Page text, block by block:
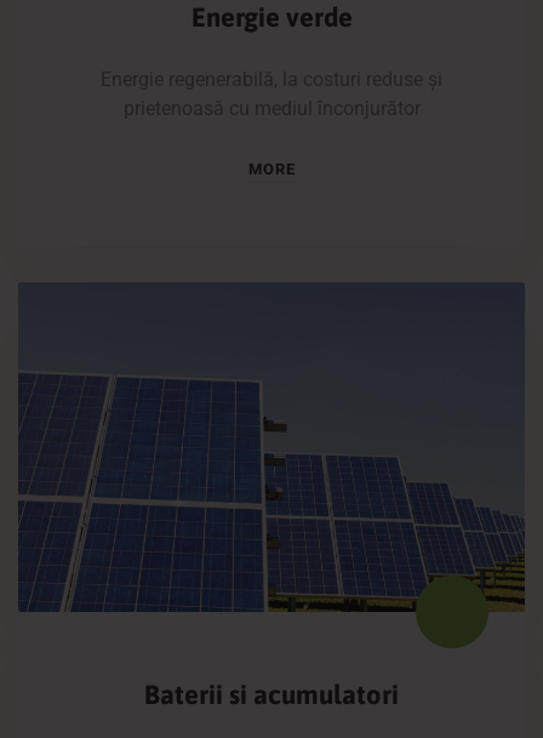
Energie verde
Energie regenerabilă, la costuri reduse și
prietenoasă cu mediul înconjurător
MORE
Baterii si acumulatori